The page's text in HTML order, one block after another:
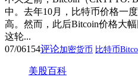
中。去年10月，比特币价格一
高。然而，此后Bitcoin价格大
这轮...
07/06154评论加密货币 比特币
美股百科